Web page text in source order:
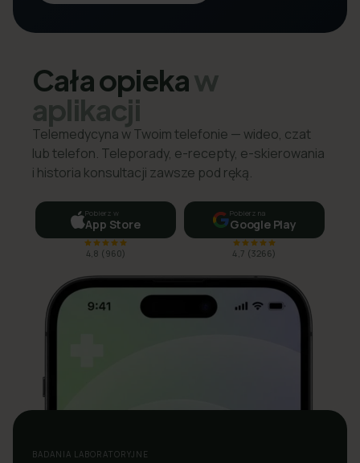
Cała opiekaw
aplikacji
Telemedycyna w Twoim telefonie — wideo, czat
lub telefon. Teleporady, e-recepty, e-skierowania
i historia konsultacji zawsze pod ręką.
Pobierz w
App Store
4,8 ( 960)
Pobierz na
Google Play
4,7 (3266)
BADANIA LABORATORYJNE